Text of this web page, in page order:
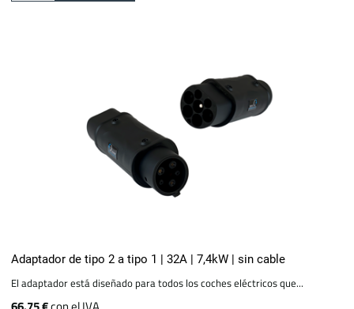
Adaptador de tipo 2 a tipo 1 | 32A | 7,4kW | sin cable
El adaptador está diseñado para todos los coches eléctricos que...